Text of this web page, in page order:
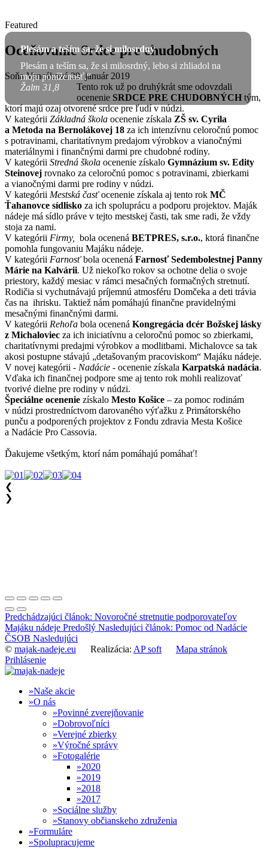
Plesám a teším sa, že si milosrdný
Plesám a teším sa, že si milosrdný, lebo si zhliadol na
moju poníženosť.“
Žalm 31,8
Featured
Oceňovanie Srdce pre chudobných
Soňa Vancáková 29. január 2019
Tento rok už po druhýkrát sme odovzdali
ocenenie SRDCE PRE CHUDOBNÝCH tým,
ktorí majú ozaj otvorené srdce pre ľudí v núdzi.
V kategórii Základná škola ocenenie získala ZŠ sv. Cyrila
a Metoda na Bernolákovej 18 za ich intenzívnu celoročnú pomoc
s potravinami, charitatívnym predajom výrobkov a vianočnými
materiálnymi i finančnými darmi pre chudobné rodiny.
V kategórii Stredná škola ocenenie získalo Gymnázium sv. Edity
Steinovej rovnako za celoročnú pomoc s potravinami, zbierkami
a vianočnými darmi pre rodiny v núdzi.
V kategórii Mestská časťocenenie získala aj tento rok MČ
Ťahanovce sídlisko za ich spoluprácu a podporu projektov. Maják
nádeje má sídlo práve v tejto mestskej časti, tak sme radi, že vždy
stoja za nami.
V kategórii Firmy, bola ocenená BETPRES, s.r.o., ktorá finančne
pomohla fungovaniu Majáku nádeje.
V kategórii Farnosťbola ocenená Farnosť Sedembolestnej Panny
Márie na Kalvárii. Už niekoľko rokov sa ochotne delia o svoje
priestory, každý mesiac v rámci mesačných formačných stretnutí.
Rodičia si vychutnávajú príjemnú atmosféru Domčeka a deti trávia
čas na ihrisku. Taktiež nám pomáhajú finančne pravidelnými
mesačnými finančnými darmi.
V kategórii Rehoľa bola ocenená Kongregácia dcér Božskej lásky
z Michaloviec za ich iniciatívnu a celoročnú pomoc so zbierkami,
charitatívnymi predajmi výrobkov a modlitbami. Michalovce sa tak
akosi postupne stávajú „detašovaným pracoviskom“ Majáku nádeje.
V novej kategórii - Nadácie - ocenenie získala Karpatská nadácia.
Vďaka ich finančnej podpore sme aj tento rok mohli realizovať
tvorivé dielne pre rodiny v núdzi.
Špeciálne ocenenie získalo Mesto Košice – za pomoc rodinám
v núdzi prostredníctvom darovaného výťažku z Primátorského
punču a podporených projektov z Fondu zdravia Mesta Košice
a Nadácie Pro Cassovia.
Ďakujeme všetkým, ktorí nám pomáhajú pomáhať!
❮
❯
Predchádzajúci článok: Novoročné stretnutie podporovateľov
Majáku nádeje Predošlý Nasledujúci článok: Pomoc od Nadácie
ČSOB Nasledujúci
© majak-nadeje.eu Realizácia: AP soft
Mapa stránok
Prihlásenie
Naše akcie
O nás
Povinné zverejňovanie
Dobrovoľníci
Verejné zbierky
Výročné správy
Fotogalérie
2020
2019
2018
2017
Sociálne služby
Stanovy občianskeho združenia
Formuláre
Spolupracujeme